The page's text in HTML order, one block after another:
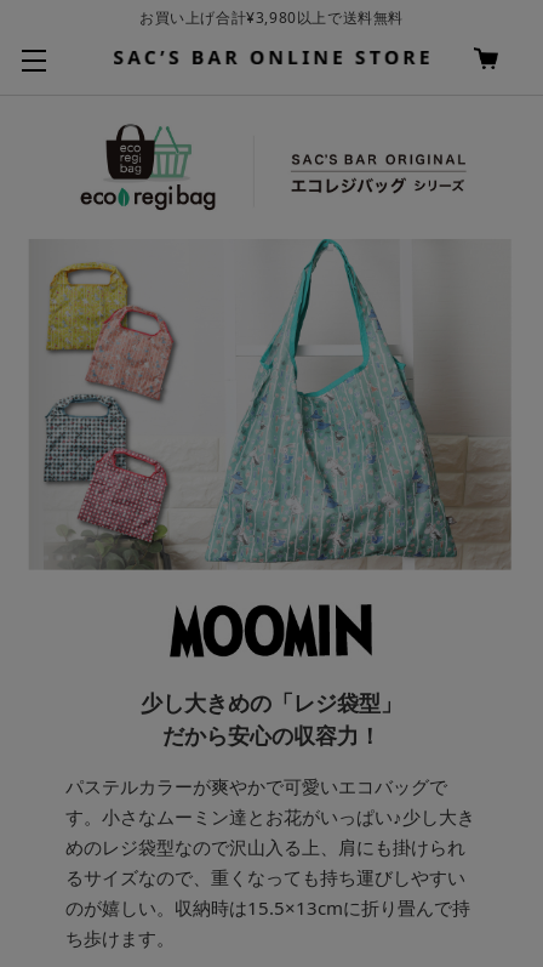
お買い上げ合計¥3,980以上で送料無料
少し大きめの「レジ袋型」
だから安心の収容力！
パステルカラーが爽やかで可愛いエコバッグで
す。小さなムーミン達とお花がいっぱい♪少し大き
めのレジ袋型なので沢山入る上、肩にも掛けられ
るサイズなので、重くなっても持ち運びしやすい
のが嬉しい。収納時は15.5×13cmに折り畳んで持
ち歩けます。